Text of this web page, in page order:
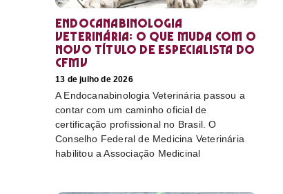
Endocanabinologia
Veterinária: o que muda com o
novo título de especialista do
CFMV
13 de julho de 2026
A Endocanabinologia Veterinária passou a
contar com um caminho oficial de
certificação profissional no Brasil. O
Conselho Federal de Medicina Veterinária
habilitou a Associação Medicinal